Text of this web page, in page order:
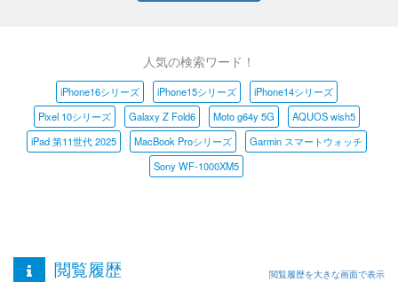
人気の検索ワード！
iPhone16シリーズ iPhone15シリーズ
iPhone14シリーズ
Pixel 10シリーズ
Galaxy Z Fold6 Moto g64y 5G
AQUOS wish5
iPad 第11世代 2025
MacBook Proシリーズ
Garmin スマートウォッチ
Sony WF-1000XM5
閲覧履歴 閲覧履歴を大きな画面で表示